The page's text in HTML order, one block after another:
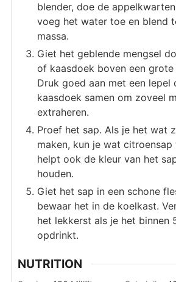
blender, doe de
voeg het water toe en blend
massa.
Giet het geblende mengsel
of kaasdoek boven een
Druk goed aan met een lepel
kaasdoek samen om zoveel
extraheren.
Proef het sap. Als je het wat
maken, kun je wat
helpt ook de kleur van het
houden.
Giet het sap in een schone
bewaar het in de koelkast.
het lekkerst als je het binnen
opdrinkt.
NUTRITION